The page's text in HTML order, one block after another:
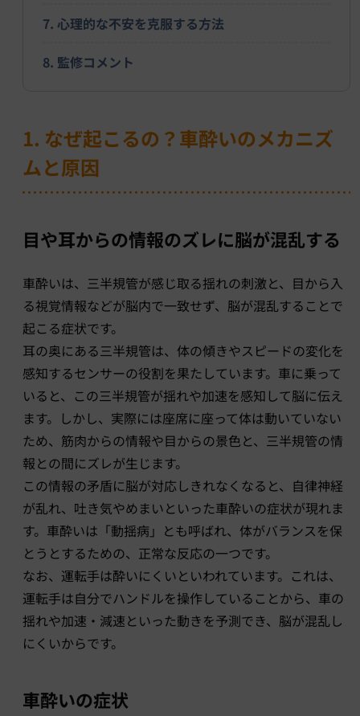
7. 心理的な不安を克服する方法
8. 監修コメント
1. なぜ起こるの？車酔いのメカニズ
ムと原因
目や耳からの情報のズレに脳が混乱する
車酔いは、三半規管が感じ取る揺れの刺激と、目から入
る視覚情報などが脳内で一致せず、脳が混乱することで
起こる症状です。
耳の奥にある三半規管は、体の傾きやスピードの変化を
感知するセンサーの役割を果たしています。車に乗って
いると、この三半規管が揺れや加速を感知して脳に伝え
ます。しかし、実際には座席に座って体は動いていない
ため、筋肉からの情報や目からの景色と、三半規管の情
報との間にズレが生じます。
この情報の矛盾に脳が対応しきれなくなると、自律神経
が乱れ、吐き気やめまいといった車酔いの症状が現れま
す。車酔いは「動揺病」とも呼ばれ、体がバランスを保
とうとするための、正常な反応の一つです。
なお、運転手は酔いにくいといわれています。これは、
運転手は自分でハンドルを操作していることから、車の
揺れや加速・減速といった動きを予測でき、脳が混乱し
にくいからです。
車酔いの症状